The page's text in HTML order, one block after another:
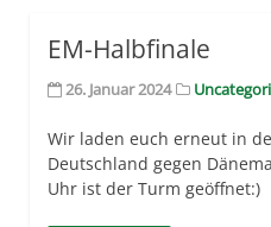
EM-Halbfinale
26. Januar 2024
Wir laden euch erneut in
Deutschland gegen
Uhr ist der Turm geöffnet:)